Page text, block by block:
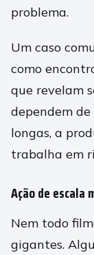
problema.
Um caso
como
que revelam
dependem
longas, a
trabalha em
Ação de
Nem todo
gigantes.